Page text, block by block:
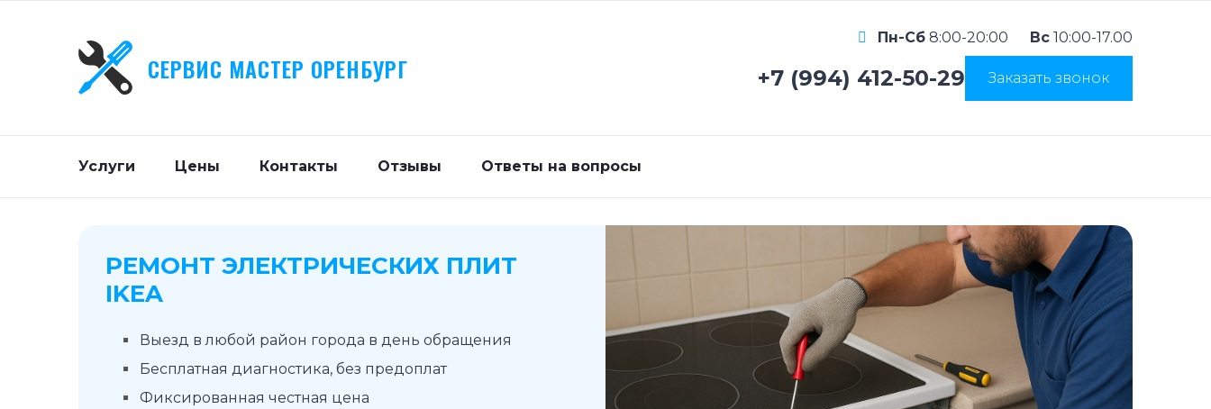
СЕРВИС МАСТЕР ОРЕНБУРГ
Пн-Сб 8:00-20:00 Вс 10:00-17.00
+7 (994) 412-50-29 Заказать звонок
Услуги Цены Контакты Отзывы Ответы на вопросы
РЕМОНТ ЭЛЕКТРИЧЕСКИХ ПЛИТ
IKEA
Выезд в любой район города в день обращения
Бесплатная диагностика, без предоплат
Фиксированная честная цена